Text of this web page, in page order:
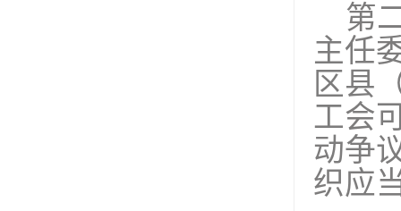
第
主任
区县
工会
动争
织应